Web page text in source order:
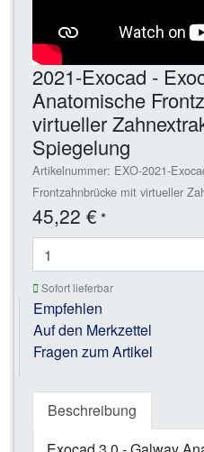
2021-Exocad -
Anatomische
virtueller
Spiegelung
Artikelnummer: EXO-2021-
Frontzahnbrücke mit virtueller
45,22 €*
Sofort lieferbar
Empfehlen
Auf den Merkzettel
Fragen zum Artikel
Beschreibung